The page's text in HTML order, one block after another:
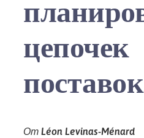
цепочек
поставок
От Léon Levinas-Ménard